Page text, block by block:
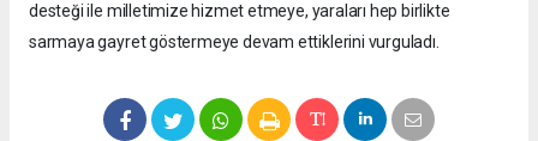
desteği ile milletimize hizmet etmeye, yaraları hep birlikte
sarmaya gayret göstermeye devam ettiklerini vurguladı.